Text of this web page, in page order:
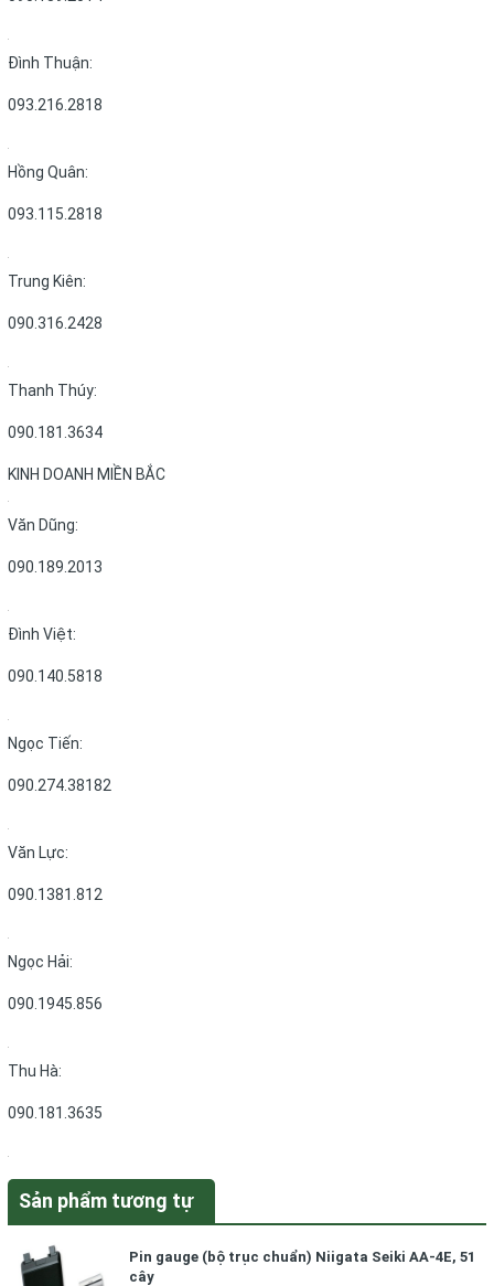
Đình Thuận:
093.216.2818
Hồng Quân:
093.115.2818
Trung Kiên:
090.316.2428
Thanh Thúy:
090.181.3634
KINH DOANH MIỀN BẮC
Văn Dũng:
090.189.2013
Đình Việt:
090.140.5818
Ngọc Tiến:
090.274.38182
Văn Lực:
090.1381.812
Ngọc Hải:
090.1945.856
Thu Hà:
090.181.3635
Sản phẩm tương tự
Pin gauge (bộ trục chuẩn) Niigata Seiki AA-4E, 51
cây